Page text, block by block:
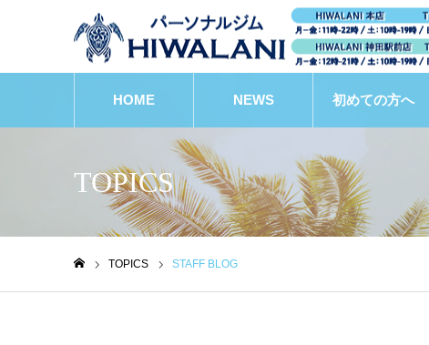
HOME NEWS 初めての方へ
TOPICS
TOPICS STAFF BLOG